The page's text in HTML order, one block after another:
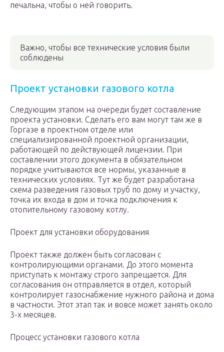
печальна, чтобы о ней говорить.
Важно, чтобы все технические условия были
соблюдены
Проект установки газового котла
Следующим этапом на очереди будет составление
проекта установки. Сделать его вам могут там же в
Горгазе в проектном отделе или
специализированной проектной организации,
работающей по действующей лицензии. При
составлении этого документа в обязательном
порядке учитываются все нормы, указанные в
технических условиях. Тут же будет разработана
схема разведения газовых труб по дому и участку,
точка их входа в дом и точка подключения к
отопительному газовому котлу.
Проект для установки оборудования
Проект также должен быть согласован с
контролирующими органами. До этого момента
приступать к монтажу строго запрещается. Для
согласования он отправляется в отдел, который
контролирует газоснабжение нужного района и дома
в частности. Этот этап так и вовсе может занять около
3-х месяцев.
Процесс установки газового котла